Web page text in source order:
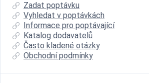
Zadat poptávku
Vyhledat v poptávkách
Informace pro poptávající
Katalog dodavatelů
Často kladené otázky
Obchodní podmínky